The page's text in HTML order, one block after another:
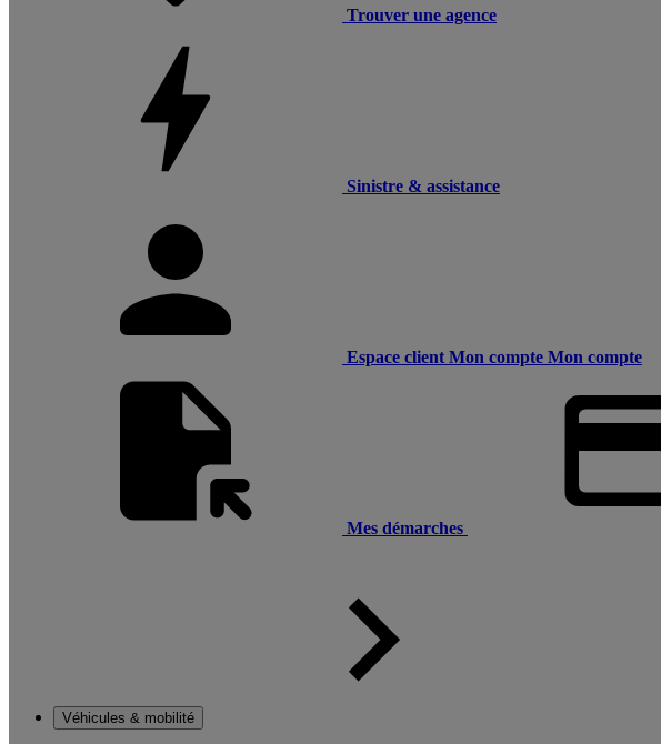
Trouver une agence
Sinistre & assistance
Espace client Mon compte Mon compte
Mes démarches
Véhicules & mobilité